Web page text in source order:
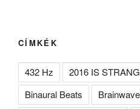
CÍMKÉK
432 Hz 2016 IS
Binaural Beats
Brainwave